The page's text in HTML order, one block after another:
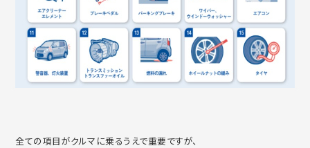
全ての項目がクルマに乗るうえで重要ですが、